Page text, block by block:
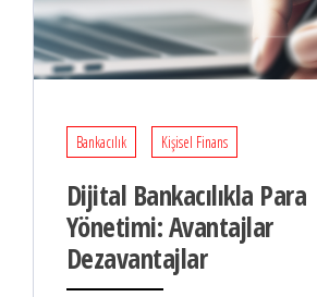
Bankacılık Kişisel Finans
Dijital Bankacılıkla Para
Yönetimi: Avantajlar
Dezavantajlar